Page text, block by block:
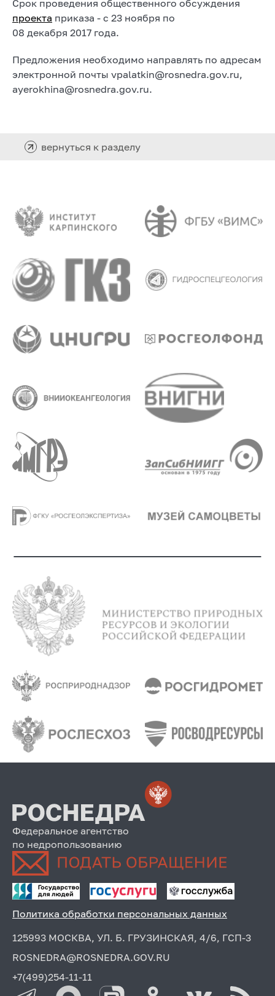
Срок проведения общественного обсуждения
проекта приказа - с 23 ноября по
08 декабря 2017 года.
Предложения необходимо направлять по адресам
электронной почты vpalatkin@rosnedra.gov.ru,
ayerokhina@rosnedra.gov.ru.
вернуться к разделу
Федеральное агентство
по недропользованию
Политика обработки персональных данных
125993 МОСКВА, УЛ. Б. ГРУЗИНСКАЯ, 4/6, ГСП-3
ROSNEDRA@ROSNEDRA.GOV.RU
+7(499)254-11-11